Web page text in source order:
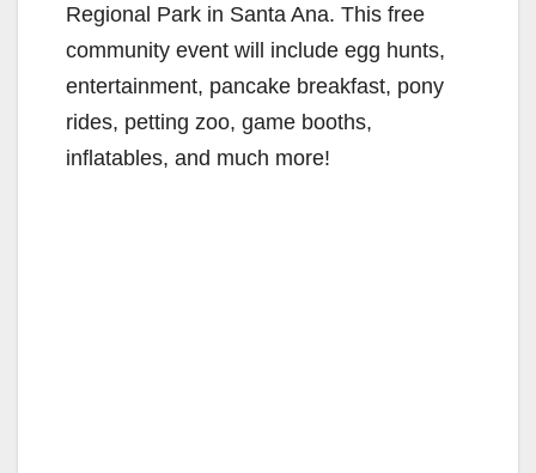
Regional Park in Santa Ana. This free
community event will include egg hunts,
entertainment, pancake breakfast, pony
rides, petting zoo, game booths,
inflatables, and much more!